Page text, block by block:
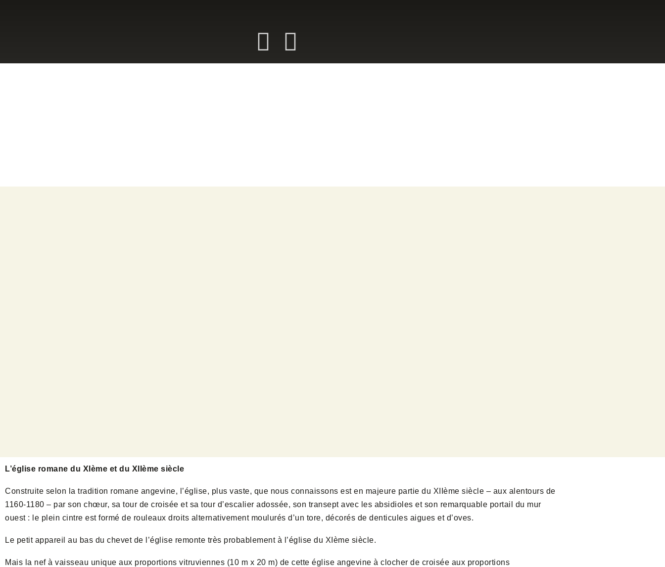
L’église romane du XIème et du XIIème siècle
Construite selon la tradition romane angevine, l’église, plus vaste, que nous connaissons est en majeure partie du XIIème siècle – aux alentours de
1160-1180 – par son chœur, sa tour de croisée et sa tour d’escalier adossée, son transept avec les absidioles et son remarquable portail du mur
ouest : le plein cintre est formé de rouleaux droits alternativement moulurés d’un tore, décorés de denticules aigues et d’oves.
Le petit appareil au bas du chevet de l’église remonte très probablement à l’église du XIème siècle.
Mais la nef à vaisseau unique aux proportions vitruviennes (10 m x 20 m) de cette église angevine à clocher de croisée aux proportions